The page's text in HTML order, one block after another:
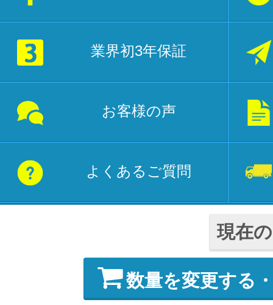
業界初3年保証
お客様の声
よくあるご質問
現在
数量を変更する